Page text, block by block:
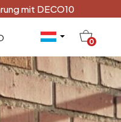
mit DECO10
0